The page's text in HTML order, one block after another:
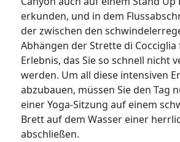
erkunden, und in dem
der zwischen den
Abhängen der Strette di Cocciglia
Erlebnis, das Sie so schnell nicht
werden. Um all diese intensiven
abzubauen, müssen Sie den Tag
einer Yoga-Sitzung auf einem
Brett auf dem Wasser einer
abschließen.